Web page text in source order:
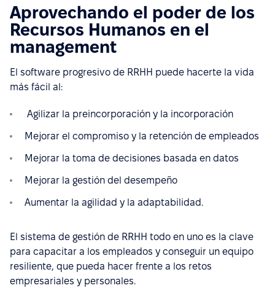
Aprovechando el poder de los
Recursos Humanos en el
management
El software progresivo de RRHH puede hacerte la vida
más fácil al:
Agilizar la preincorporación y la incorporación
Mejorar el compromiso y la retención de empleados
Mejorar la toma de decisiones basada en datos
Mejorar la gestión del desempeño
Aumentar la agilidad y la adaptabilidad.
El sistema de gestión de RRHH todo en uno es la clave
para capacitar a los empleados y conseguir un equipo
resiliente, que pueda hacer frente a los retos
empresariales y personales.